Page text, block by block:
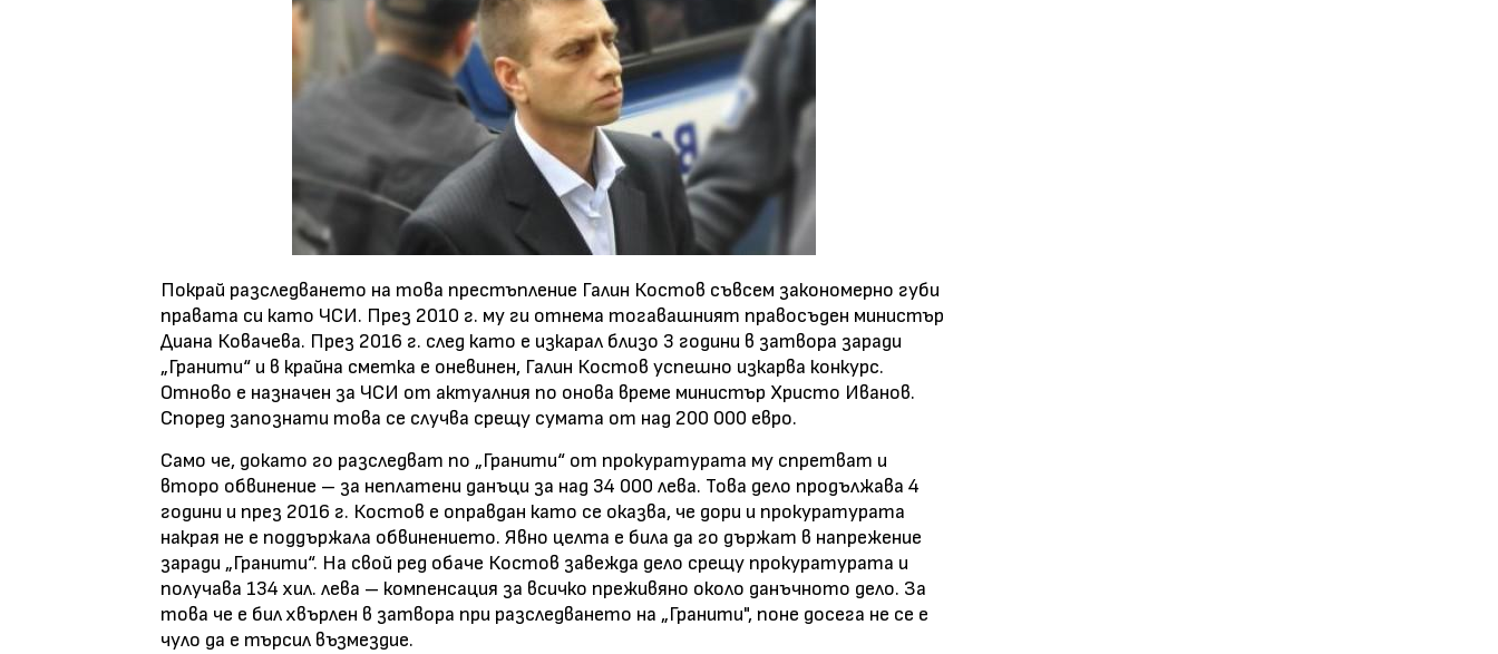
Покрай разследването на това престъпление Галин Костов съвсем закономерно губи
правата си като ЧСИ. През 2010 г. му ги отнема тогавашният правосъден министър
Диана Ковачева. През 2016 г. след като е изкарал близо 3 години в затвора заради
„Гранити“ и в крайна сметка е оневинен, Галин Костов успешно изкарва конкурс.
Отново е назначен за ЧСИ от актуалния по онова време министър Христо Иванов.
Според запознати това се случва срещу сумата от над 200 000 евро.
Само че, докато го разследват по „Гранити“ от прокуратурата му спретват и
второ обвинение – за неплатени данъци за над 34 000 лева. Това дело продължава 4
години и през 2016 г. Костов е оправдан като се оказва, че дори и прокуратурата
накрая не е поддържала обвинението. Явно целта е била да го държат в напрежение
заради „Гранити“. На свой ред обаче Костов завежда дело срещу прокуратурата и
получава 134 хил. лева – компенсация за всичко преживяно около данъчното дело. За
това че е бил хвърлен в затвора при разследването на „Гранити", поне досега не се е
чуло да е търсил възмездие.